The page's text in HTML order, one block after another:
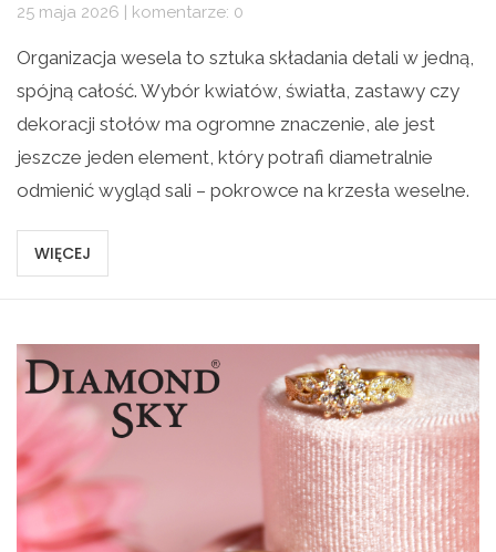
25 maja 2026 | komentarze: 0
Organizacja wesela to sztuka składania detali w jedną,
spójną całość. Wybór kwiatów, światła, zastawy czy
dekoracji stołów ma ogromne znaczenie, ale jest
jeszcze jeden element, który potrafi diametralnie
odmienić wygląd sali – pokrowce na krzesła weselne.
WIĘCEJ